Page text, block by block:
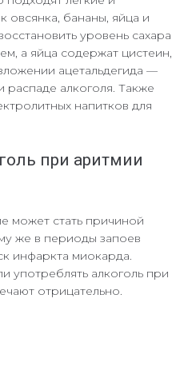
овсянка, бананы, яйца и
уровень сахара
а яйца содержат цистеин,
ацетальдегида —
алкоголя. Также
напитков для
при аритмии
может стать причиной
же в периоды запоев
инфаркта миокарда.
употреблять алкоголь при
отрицательно.